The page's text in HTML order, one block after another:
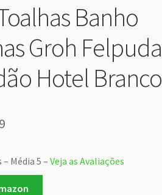
Banho
Groh Felpuda
Hotel Branco
Média 5 –Veja as Avaliações